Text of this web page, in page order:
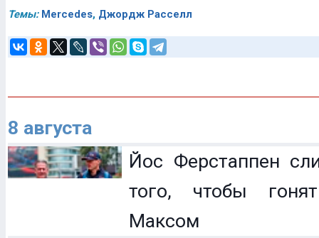
Темы: Mercedes, Джордж Расселл
8 августа
Йос Ферстаппен
того, чтобы
Максом